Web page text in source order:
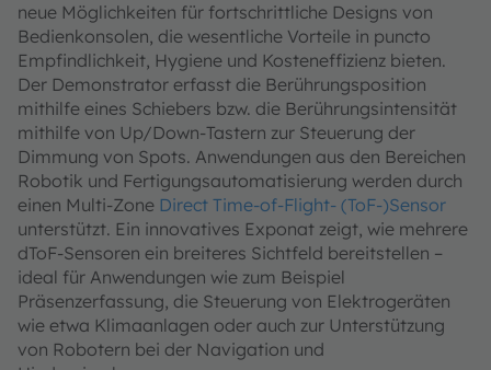
neue Möglichkeiten für fortschrittliche Designs von
Bedienkonsolen, die wesentliche Vorteile in puncto
Empfindlichkeit, Hygiene und Kosteneffizienz bieten.
Der Demonstrator erfasst die Berührungsposition
mithilfe eines Schiebers bzw. die Berührungsintensität
mithilfe von Up/Down-Tastern zur Steuerung der
Dimmung von Spots. Anwendungen aus den Bereichen
Robotik und Fertigungsautomatisierung werden durch
einen Multi-Zone Direct Time-of-Flight- (ToF-)Sensor
unterstützt. Ein innovatives Exponat zeigt, wie mehrere
dToF-Sensoren ein breiteres Sichtfeld bereitstellen –
ideal für Anwendungen wie zum Beispiel
Präsenzerfassung, die Steuerung von Elektrogeräten
wie etwa Klimaanlagen oder auch zur Unterstützung
von Robotern bei der Navigation und